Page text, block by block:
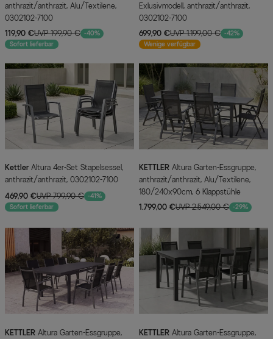
anthrazit/anthrazit, Alu/Textilene,
0302102-7100
119,90 €UVP 199,90 € -40%
Sofort lieferbar
Exlusivmodell, anthrazit/anthrazit,
0302102-7100
699,90 €UVP 1.199,00 € -42%
Wenige verfügbar
KettlerAltura 4er-Set Stapelsessel,
anthrazit/anthrazit, 0302102-7100
469,90 €UVP 799,90 € -41%
Sofort lieferbar
KETTLER
anthrazit/anthrazit, Alu/Textilene,
180/240x90cm, 6 Klappstühle
1.799,00 €UVP 2.549,00 € -29%
KETTLER KETTLER